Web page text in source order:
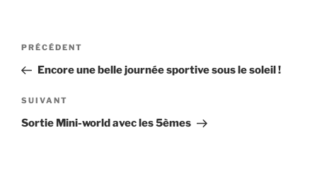
Navigation
l’article
Article
précédent
PRÉCÉDENT
Encore une belle journée sportive sous le soleil !
Article
suivant
SUIVANT
Sortie Mini-world avec les 5èmes